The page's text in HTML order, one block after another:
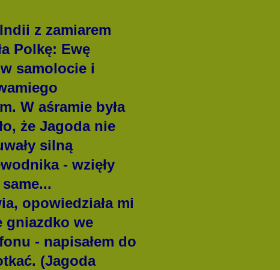
z zamiarem
Polkę: Ewę
samolocie i
W aśramie była
że Jagoda nie
silną
- wzięły
opowiedziała mi
gniazdko we
- napisałem do
(Jagoda